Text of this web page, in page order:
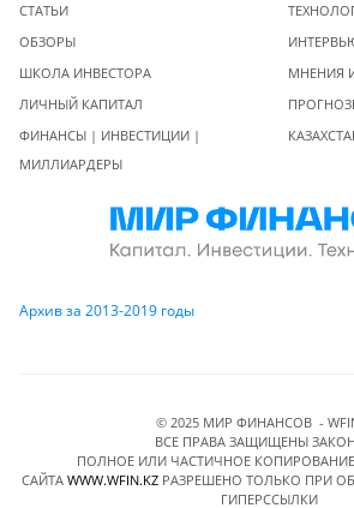
СТАТЬИ
ОБЗОРЫ
ШКОЛА ИНВЕСТОРА
ЛИЧНЫЙ КАПИТАЛ
ФИНАНСЫ | ИНВЕСТИЦИИ |
МИЛЛИАРДЕРЫ
МНЕНИЯ
Архив за 2013-2019 годы
© 2025 МИР ФИНАНСОВ -
ВСЕ ПРАВА ЗАЩИЩЕНЫ
ПОЛНОЕ ИЛИ ЧАСТИЧНОЕ
САЙТА WWW.WFIN.KZРАЗРЕШЕНО ТОЛЬКО ПРИ
ГИПЕРССЫЛКИ